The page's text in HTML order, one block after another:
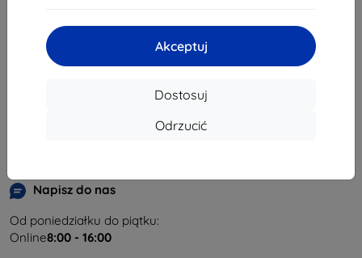
Akceptuj
Dostosuj
Odrzucić
841 04 Bratislava
REGON:
SK2023549671
Napisz do nas
Od poniedziałku do piątku:
Online8:00 - 16:00